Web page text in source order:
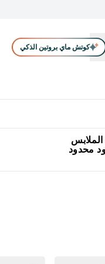
كوتش ماي بروتين الذكي